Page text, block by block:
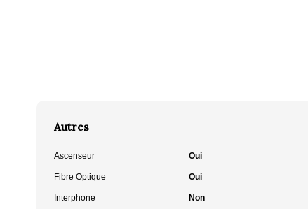
Autres
Ascenseur Oui
Fibre Optique Oui
Interphone Non